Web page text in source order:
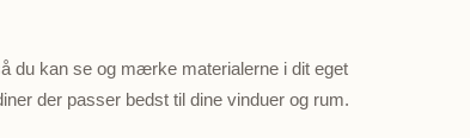
du kan se og mærke materialerne i dit eget
der passer bedst til dine vinduer og rum.